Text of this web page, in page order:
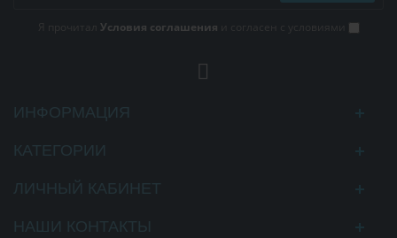
Я прочитал Условия соглашения и согласен с условиями
ИНФОРМАЦИЯ
КАТЕГОРИИ
ЛИЧНЫЙ КАБИНЕТ
НАШИ КОНТАКТЫ